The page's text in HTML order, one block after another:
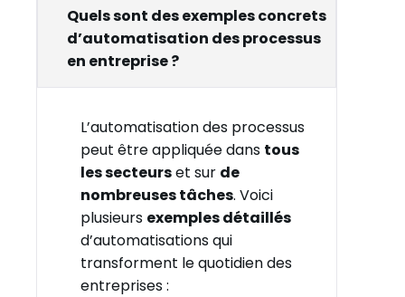
Quels sont des exemples concrets
d’automatisation des processus
en entreprise ?
L’automatisation des processus
peut être appliquée dans tous
les secteurset sur de
nombreuses tâches. Voici
plusieurs exemples détaillés
d’automatisations qui
transforment le quotidien des
entreprises :